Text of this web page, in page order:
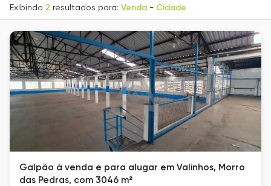
Exibindo 2 resultados para: Venda - Cidade
Galpão à venda e para alugar em Valinhos, Morro
das Pedras, com 3046 m²